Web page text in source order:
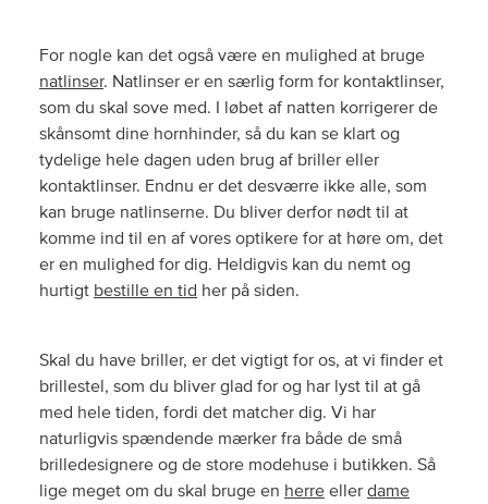
For nogle kan det også være en mulighed at bruge
natlinser. Natlinser er en særlig form for kontaktlinser,
som du skal sove med. I løbet af natten korrigerer de
skånsomt dine hornhinder, så du kan se klart og
tydelige hele dagen uden brug af briller eller
kontaktlinser. Endnu er det desværre ikke alle, som
kan bruge natlinserne. Du bliver derfor nødt til at
komme ind til en af vores optikere for at høre om, det
er en mulighed for dig. Heldigvis kan du nemt og
hurtigt bestille en tid her på siden.
Skal du have briller, er det vigtigt for os, at vi finder et
brillestel, som du bliver glad for og har lyst til at gå
med hele tiden, fordi det matcher dig. Vi har
naturligvis spændende mærker fra både de små
brilledesignere og de store modehuse i butikken. Så
lige meget om du skal bruge en herre eller dame